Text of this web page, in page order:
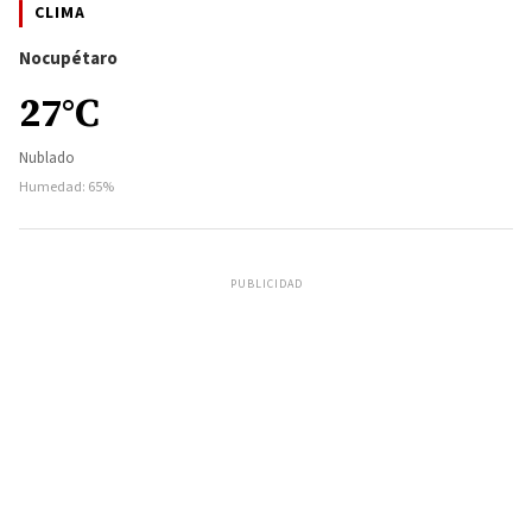
CLIMA
Nocupétaro
27°C
Nublado
Humedad: 65%
PUBLICIDAD